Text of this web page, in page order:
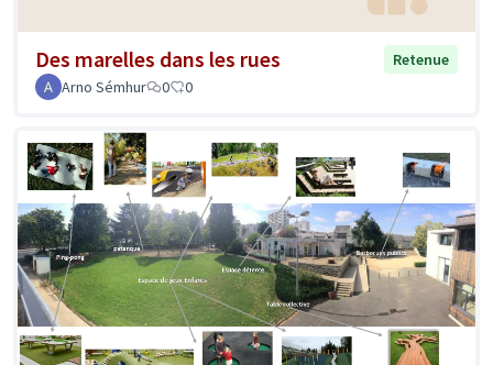
Des marelles dans les rues
Retenue
Arno Sémhur
0 0